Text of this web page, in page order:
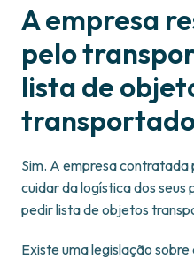
A empresa
pelo
lista de
Sim. A empresa
cuidar da logística dos seus
pedir lista de objetos
Existe uma legislação sobre